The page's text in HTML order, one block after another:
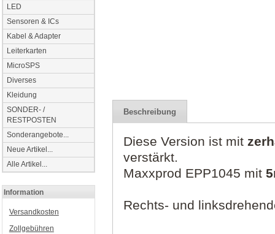
LED
Sensoren & ICs
Kabel & Adapter
Leiterkarten
MicroSPS
Diverses
Kleidung
SONDER- /
RESTPOSTEN
Sonderangebote...
Neue Artikel...
Alle Artikel...
Information
Versandkosten
Zollgebühren
Beschreibung
Diese Version ist mit
verstärkt.
Maxxprod EPP1045 mit
Rechts- und